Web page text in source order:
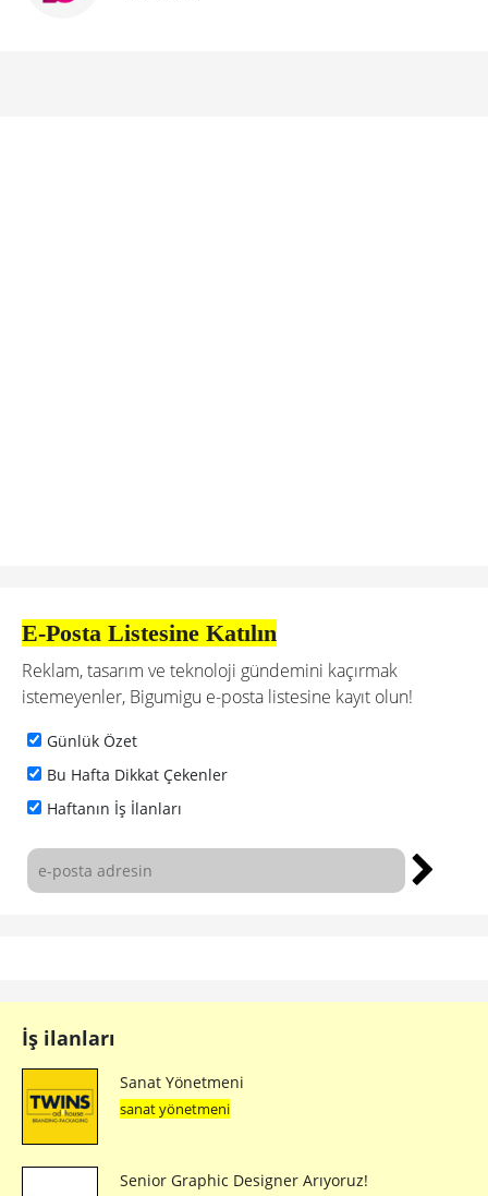
E-Posta Listesine Katılın
Reklam, tasarım ve teknoloji gündemini kaçırmak
istemeyenler, Bigumigu e-posta listesine kayıt olun!
Günlük Özet
Bu Hafta Dikkat Çekenler
Haftanın İş İlanları
İş ilanları
Sanat Yönetmeni
sanat yönetmeni
Senior Graphic Designer Arıyoruz!